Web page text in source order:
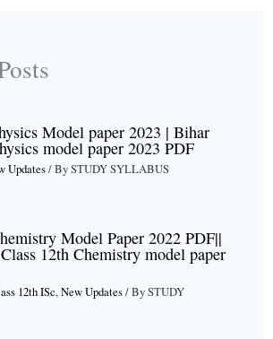
Model paper 2023 | Bihar
model paper 2023 PDF
Updates/ BySTUDY SYLLABUS
Model Paper 2022 PDF||
12th Chemistry model paper
12th ISc,New Updates/ BySTUDY